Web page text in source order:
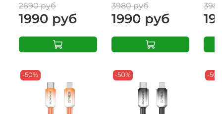
2690 руб
1990 руб
3980 руб
1990 руб
-50% -50% -